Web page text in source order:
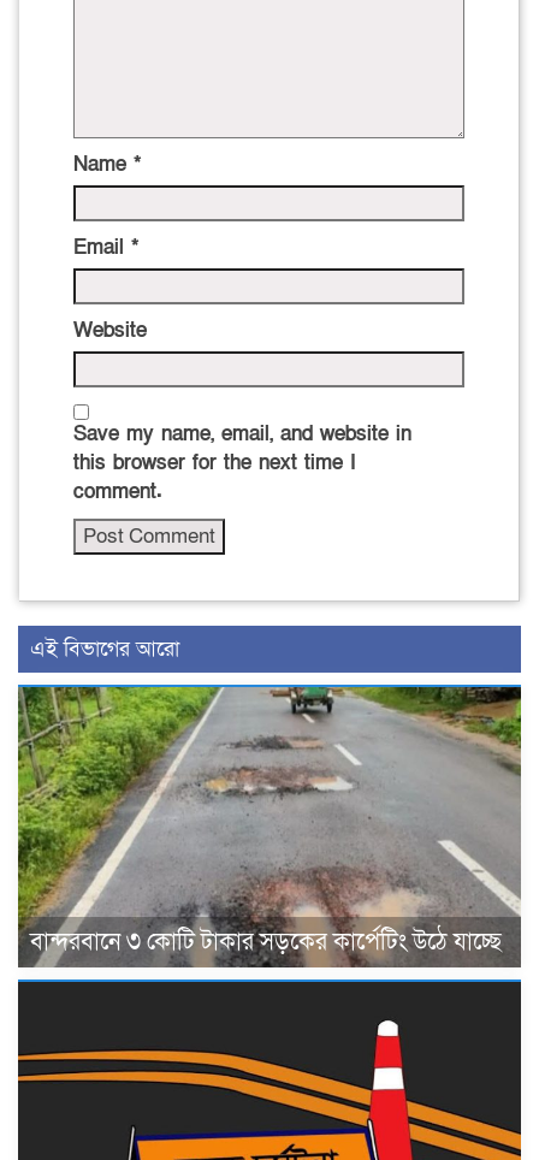
Name *
Email *
Website
Save my name, email, and website in
this browser for the next time I
comment.
এই বিভাগের আরো
বান্দরবানে ৩ কোটি টাকার সড়কের কার্পেটিং উঠে যাচ্ছে